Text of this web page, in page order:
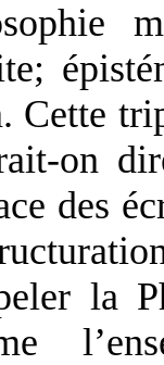
Cette
on
des
la